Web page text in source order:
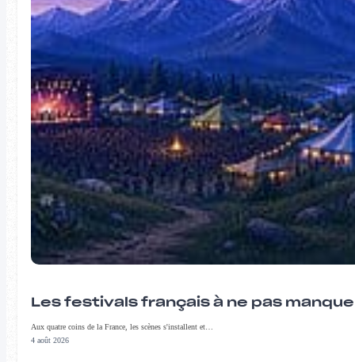
Les festivals français à ne pas
Aux quatre coins de la France, les scènes s'installent et…
4 août 2026